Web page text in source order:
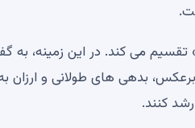
تقسیم می کند. در این زمینه،
بدهی های طولانی و